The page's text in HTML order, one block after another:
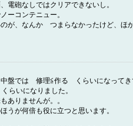
電砲なしではクリアできないし。
ーコンテニュー。
が、なんか つまらなかったけど、ほ
盤では 修理≦作る くらいになってき
いになりました。
ありませんが。。
うが何倍も役に立つと思います。